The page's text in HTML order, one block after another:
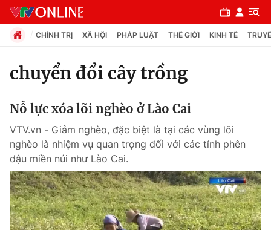
Chuyên mục
Xã hội
Pháp luật
Y tế
CHÍNH TRỊ XÃ HỘI PHÁP LUẬT THẾ GIỚI KINH TẾ
chuyển đổi cây trồng
Nỗ lực xóa lõi nghèo ở Lào Cai
VTV.vn - Giảm nghèo, đặc biệt là tại các vùng lõi
nghèo là nhiệm vụ quan trọng đối với các tỉnh phên
dậu miền núi như Lào Cai.